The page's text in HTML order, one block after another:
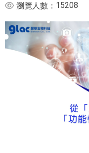
瀏覽人數： 15208